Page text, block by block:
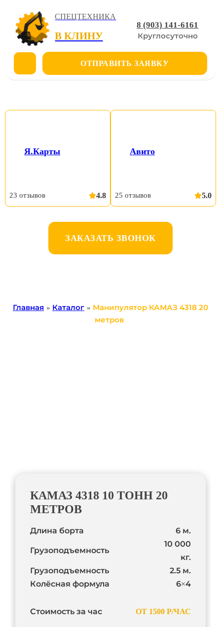
СПЕЦТЕХНИКА
В КЛИНУ
8 (903) 141-6161
Круглосуточно
ОТПРАВИТЬ ЗАЯВКУ
МАНИПУЛЯТОР КАМАЗ 4318
Я.Карты
23 отзывов 4.8
Авито
25 отзывов 5.0
ЗАКАЗАТЬ ЗВОНОК
Главная » Каталог » Манипулятор КАМАЗ 4318 20
метров
КАМАЗ 4318 10 ТОНН 20
МЕТРОВ
Длина борта 6 м.
Грузоподъемность
10 000
кг.
Грузоподъемность
2.5 м.
Колёсная формула
6×4
Стоимость за час ОТ 1500 Р/ЧАС